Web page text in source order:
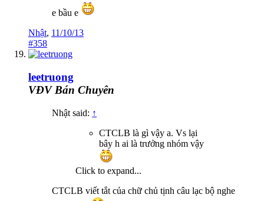
e bầu e
Nhật, 11/10/13
#358
leetruong
VĐV Bán Chuyên
Nhật said: ↑
CTCLB là gì vậy a. Vs lại
bây h ai là trưởng nhóm vậy
Click to expand...
CTCLB viết tắt của chữ chủ tịnh câu lạc bộ nghe